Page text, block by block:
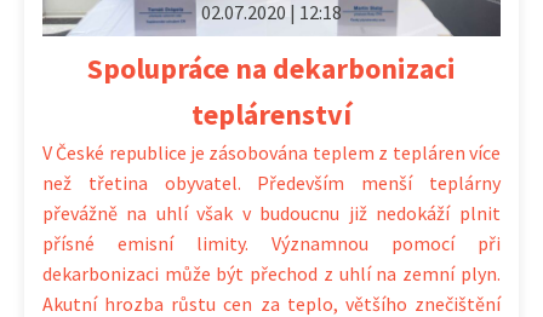
02.07.2020 | 12:18
Spolupráce na dekarbonizaci
teplárenství
V České republice je zásobována teplem z tepláren více
než třetina obyvatel. Především menší teplárny
převážně na uhlí však v budoucnu již nedokáží plnit
přísné emisní limity. Významnou pomocí při
dekarbonizaci může být přechod z uhlí na zemní plyn.
Akutní hrozba růstu cen za teplo, většího znečištění